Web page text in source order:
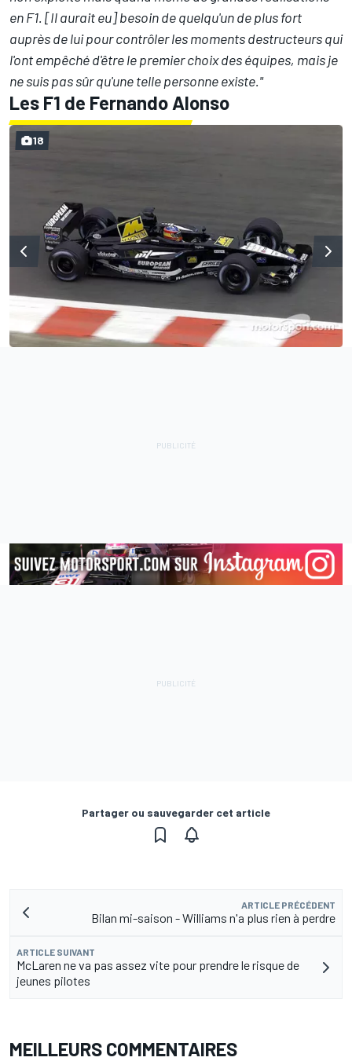
en F1. [Il aurait eu] besoin de quelqu'un de plus fort
auprès de lui pour contrôler les moments destructeurs qui
l'ont empêché d'être le premier choix des équipes, mais je
ne suis pas sûr qu'une telle personne existe."
Les F1 de Fernando Alonso
18
Partager ou sauvegarder cet article
ARTICLE PRÉCÉDENT
Bilan mi-saison - Williams n'a plus rien à perdre
ARTICLE SUIVANT
McLaren ne va pas assez vite pour prendre le risque de
jeunes pilotes
MEILLEURS COMMENTAIRES